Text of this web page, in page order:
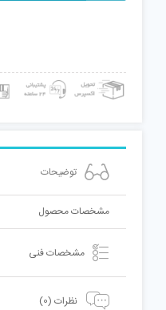
25
سانتی
توضیحات
مشخصات محصول
مشخصات فنی
نظرات (0)